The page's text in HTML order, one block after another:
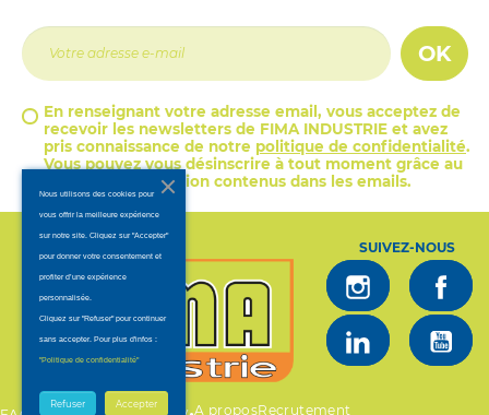
OK
En renseignant votre adresse email, vous acceptez de
recevoir les newsletters de FIMA INDUSTRIE et avez
pris connaissance de notre politique de confidentialité.
Vous pouvez vous désinscrire à tout moment grâce au
lien de désinscription contenus dans les emails.
SUIVEZ-NOUS
A proposRecrutement
Nous utilisons des cookies pour
vous offrir la meilleure expérience
sur notre site. Cliquez sur "Accepter"
pour donner votre consentement et
profiter d’une expérience
personnalisée.
Cliquez sur "Refuser" pour continuer
sans accepter. Pour plus d'infos :
"Politique de confidentialité".
Accepter
Refuser